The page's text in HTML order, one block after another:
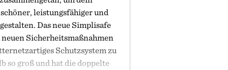
leistungsfähiger und
Das neue Simplisafe
Sicherheitsmaßnahmen
Schutzsystem zu
so groß und hat die doppelte